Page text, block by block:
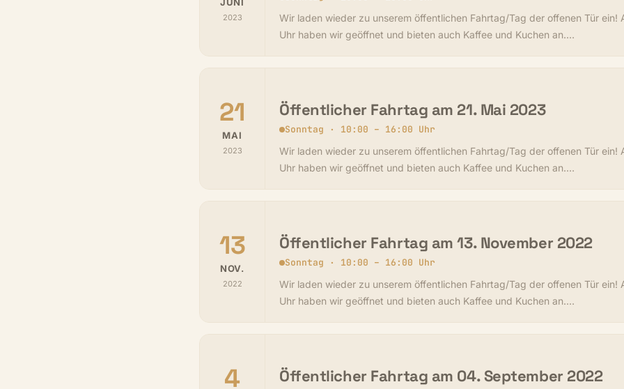
2023
Wir laden wieder zu unserem öffentlichen Fahrtag/Tag der offenen Tür ein!
Uhr haben wir geöffnet und bieten auch Kaffee und Kuchen an.…
21
MAI
2023
Öffentlicher Fahrtag am 21. Mai 2023
Sonntag · 10:00 – 16:00 Uhr
Wir laden wieder zu unserem öffentlichen Fahrtag/Tag der offenen Tür ein!
Uhr haben wir geöffnet und bieten auch Kaffee und Kuchen an.…
13
NOV.
2022
Öffentlicher Fahrtag am 13. November 2022
Sonntag · 10:00 – 16:00 Uhr
Wir laden wieder zu unserem öffentlichen Fahrtag/Tag der offenen Tür ein!
Uhr haben wir geöffnet und bieten auch Kaffee und Kuchen an.…
4 Öffentlicher Fahrtag am 04. September 2022